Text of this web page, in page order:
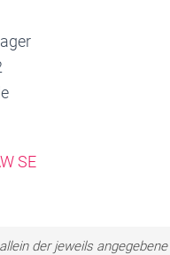
SE
der jeweils